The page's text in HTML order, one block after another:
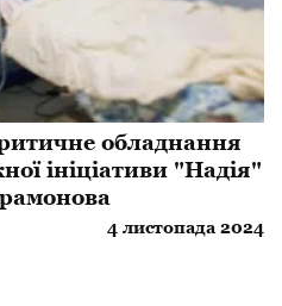
обладнання
ініціативи "Надія"
4 листопада 2024